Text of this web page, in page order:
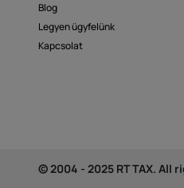
Blog
Legyen ügyfelünk
Kapcsolat
© 2004 - 2025 RT TAX. All